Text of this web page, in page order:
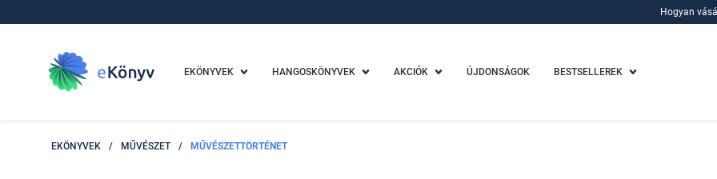
Hogyan
EKÖNYVEK HANGOSKÖNYVEK AKCIÓK ÚJDONSÁGOK BESTSELLEREK
EKÖNYVEK / MŰVÉSZET / MŰVÉSZETTÖRTÉNET